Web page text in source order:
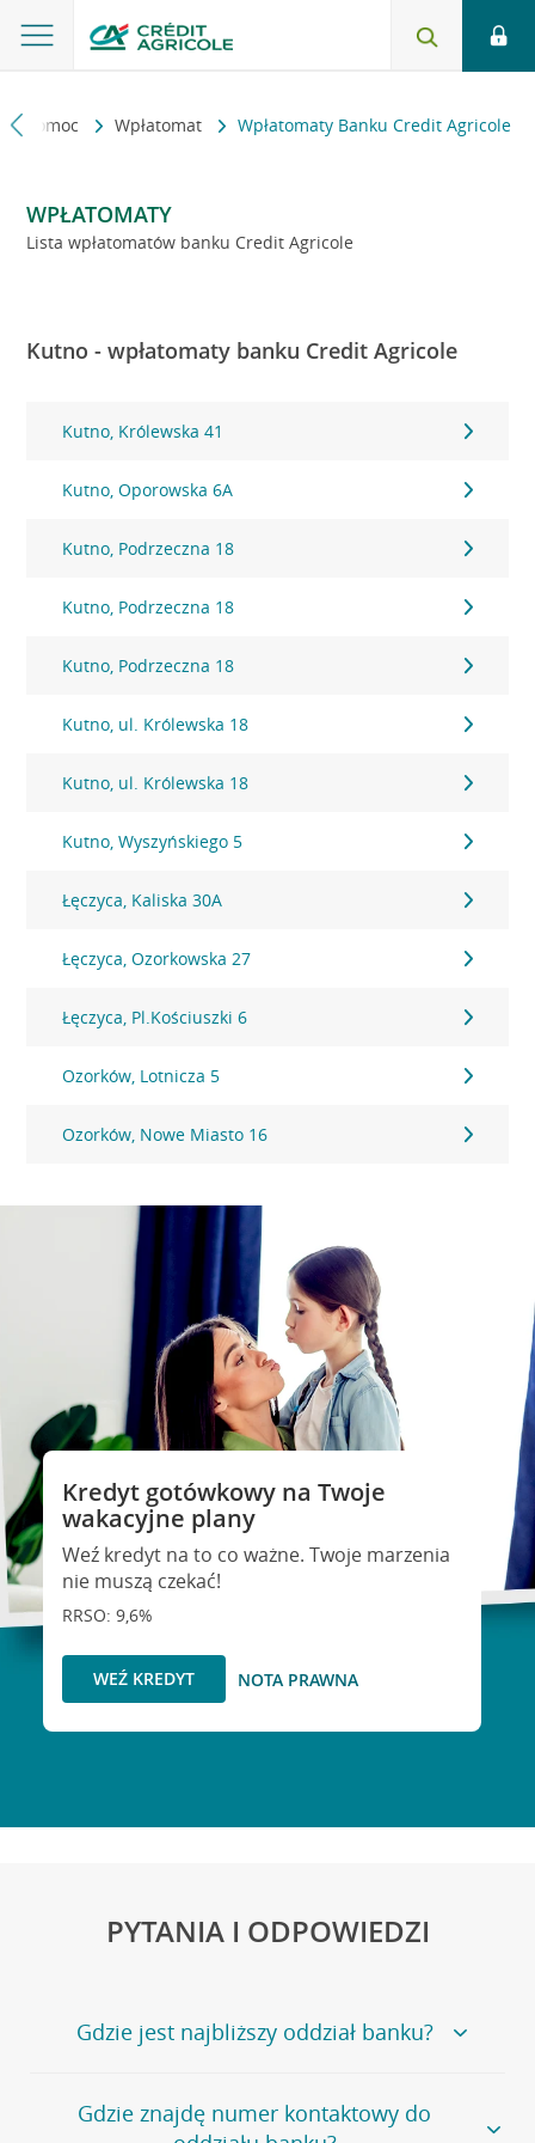
i pomoc Wpłatomat Wpłatomaty Banku Credit Agricole
WPŁATOMATY
Lista wpłatomatów banku Credit Agricole
Kutno - wpłatomaty banku Credit Agricole
Kutno, Królewska 41
Kutno, Oporowska 6A
Kutno, Podrzeczna 18
Kutno, Podrzeczna 18
Kutno, Podrzeczna 18
Kutno, ul. Królewska 18
Kutno, ul. Królewska 18
Kutno, Wyszyńskiego 5
Łęczyca, Kaliska 30A
Łęczyca, Ozorkowska 27
Łęczyca, Pl.Kościuszki 6
Ozorków, Lotnicza 5
Ozorków, Nowe Miasto 16
Kredyt gotówkowy na Twoje
wakacyjne plany
Weź kredyt na to co ważne. Twoje marzenia
nie muszą czekać!
RRSO: 9,6%
WEŹ KREDYT NOTA PRAWNA
PYTANIA I ODPOWIEDZI
Gdzie jest najbliższy oddział banku?
Jeśli szukasz oddziału naszego banku, zapraszamy na
stronęPlacówki i bankomaty, na której znajduje się
Gdzie znajdę numer kontaktowy do